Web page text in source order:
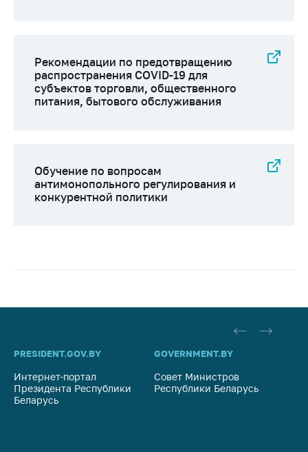
Рекомендации по предотвращению
распространения COVID-19 для
субъектов торговли, общественного
питания, бытового обслуживания
Обучение по вопросам
антимонопольного регулирования и
конкурентной политики
PRESIDENT.GOV.BY
Интернет-портал
Президента Республики
Беларусь
GOVERNMENT.BY
Совет Министров
Республики Беларусь